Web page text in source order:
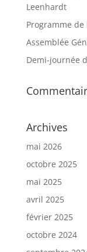
Leenhardt
Programme de
Assemblée
Demi-journée
Archives
mai 2026
octobre 2025
mai 2025
avril 2025
février 2025
octobre 2024